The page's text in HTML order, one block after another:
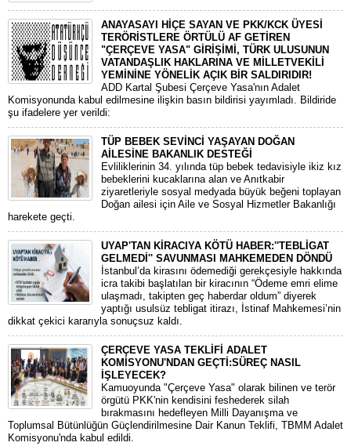
ANAYASAYI HİÇE SAYAN VE PKK/KCK ÜYESİ
TERÖRİSTLERE ÖRTÜLÜ AF GETİREN
"ÇERÇEVE YASA" GİRİŞİMİ, TÜRK ULUSUNUN
VATANDAŞLIK HAKLARINA VE MİLLETVEKİLİ
YEMİNİNE YÖNELİK AÇIK BİR SALDIRIDIR!
ADD Kartal Şubesi Çerçeve Yasa'nın Adalet
Komisyonunda kabul edilmesine ilişkin basın bildirisi yayımladı. Bildiride
şu ifadelere yer verildi:
TÜP BEBEK SEVİNCİ YAŞAYAN DOĞAN
AİLESİNE BAKANLIK DESTEĞİ
​Evliliklerinin 34. yılında tüp bebek tedavisiyle ikiz kız
bebeklerini kucaklarına alan ve Anıtkabir
ziyaretleriyle sosyal medyada büyük beğeni toplayan
Doğan ailesi için Aile ve Sosyal Hizmetler Bakanlığı
harekete geçti.
UYAP'TAN KİRACIYA KÖTÜ HABER:''TEBLİGAT
GELMEDİ'' SAVUNMASI MAHKEMEDEN DÖNDÜ
​İstanbul’da kirasını ödemediği gerekçesiyle hakkında
icra takibi başlatılan bir kiracının “Ödeme emri elime
ulaşmadı, takipten geç haberdar oldum” diyerek
yaptığı usulsüz tebligat itirazı, İstinaf Mahkemesi’nin
dikkat çekici kararıyla sonuçsuz kaldı.
ÇERÇEVE YASA TEKLİFİ ADALET
KOMİSYONU'NDAN GEÇTİ:SÜREÇ NASIL
İŞLEYECEK?
​Kamuoyunda "Çerçeve Yasa" olarak bilinen ve terör
örgütü PKK'nin kendisini feshederek silah
bırakmasını hedefleyen Milli Dayanışma ve
Toplumsal Bütünlüğün Güçlendirilmesine Dair Kanun Teklifi, TBMM Adalet
Komisyonu'nda kabul edildi.